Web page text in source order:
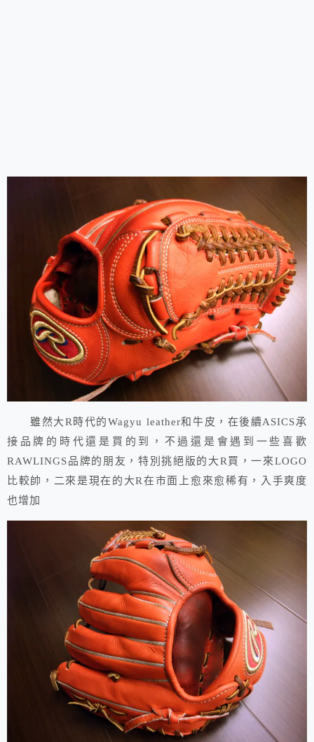
雖然大R時代的Wagyu leather和牛皮，在後續ASICS承
接品牌的時代還是買的到，不過還是會遇到一些喜歡
RAWLINGS品牌的朋友，特別挑絕版的大R買，一來LOGO
比較帥，二來是現在的大R在市面上愈來愈稀有，入手爽度
也增加